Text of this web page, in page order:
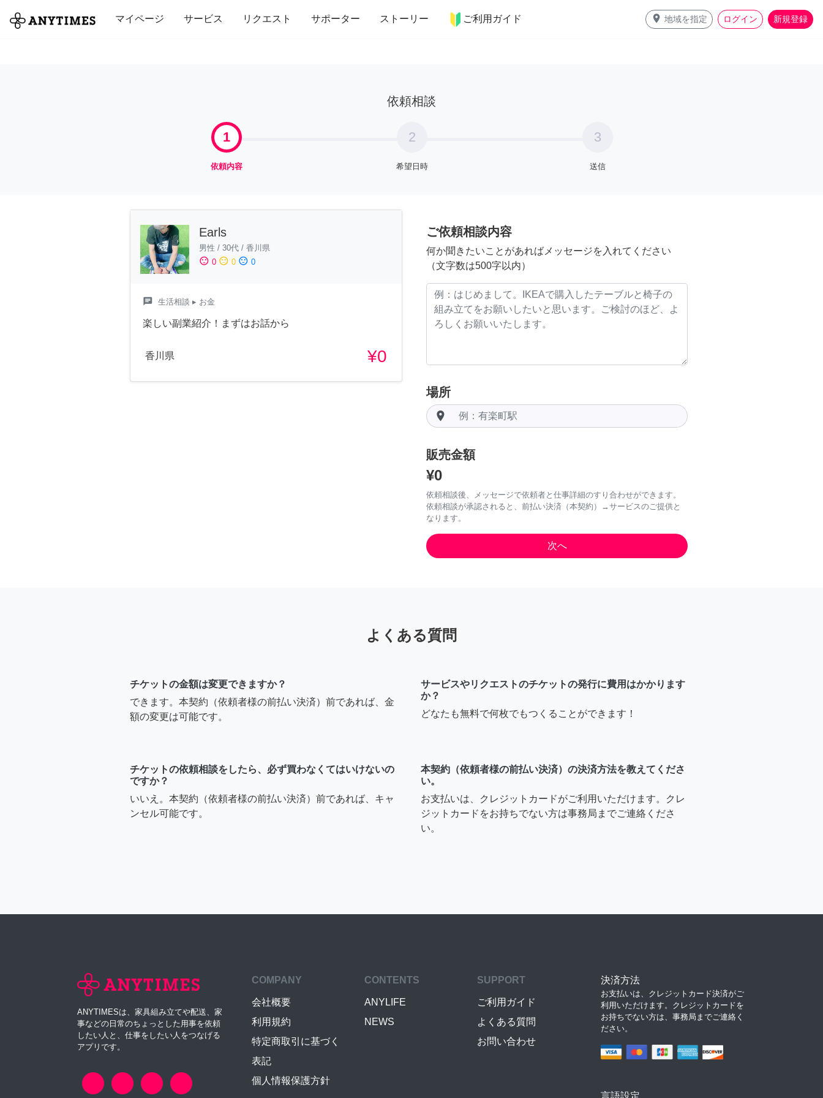
マイページ サービス リクエスト サポーター ストーリー ご利用ガイド place 地域を指定 ログイン 新規登録
全て 修理・組立 家事 引っ越し インテリア 趣味・習い事 ペット 料理
依頼相談
1
依頼内容
2
希望日時
3
送信
Earls
男性 / 30代 / 香川県
sentiment_satisfied 0 sentiment_neutral 0 sentiment_dissatisfied 0
chat 生活相談 ▸ お金
楽しい副業紹介！まずはお話から
香川県 ¥0
ご依頼相談内容
何か聞きたいことがあればメッセージを入れてください
（文字数は500字以内）
場所
room
販売金額
¥0
依頼相談後、メッセージで依頼者と仕事詳細のすり合わせができます。
依頼相談が承認されると、前払い決済（本契約）→サービスのご提供と
なります。
よくある質問
チケットの金額は変更できますか？
できます。本契約（依頼者様の前払い決済）前であれば、金
額の変更は可能です。
サービスやリクエストのチケットの発行に費用はかかります
か？
どなたも無料で何枚でもつくることができます！
チケットの依頼相談をしたら、必ず買わなくてはいけないの
ですか？
いいえ。本契約（依頼者様の前払い決済）前であれば、キャ
ンセル可能です。
本契約（依頼者様の前払い決済）の決済方法を教えてくださ
い。
お支払いは、クレジットカードがご利用いただけます。クレ
ジットカードをお持ちでない方は事務局までご連絡くださ
い。
ANYTIMESは、家具組み立てや配送、家
事などの日常のちょっとした用事を依頼
したい人と、仕事をしたい人をつなげる
アプリです。
COMPANY
会社概要
利用規約
特定商取引に基づく
表記
個人情報保護方針
CONTENTS
ANYLIFE
NEWS
SUPPORT
ご利用ガイド
よくある質問
お問い合わせ
決済方法
お支払いは、クレジットカード決済がご
利用いただけます。クレジットカードを
お持ちでない方は、事務局までご連絡く
ださい。
言語設定